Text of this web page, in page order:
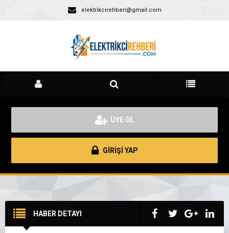
elektrikcirehberi@gmail.com
ÜYE OL
GİRİŞİ YAP
HABER DETAYI